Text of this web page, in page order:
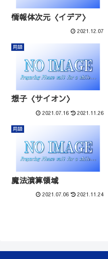
情報体次元〈イデア〉
2021.12.07
用語
想子〈サイオン〉
2021.07.16 2021.11.26
用語
魔法演算領域
2021.07.06 2021.11.24